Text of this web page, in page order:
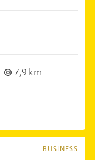
7,9 km
BUSINESS